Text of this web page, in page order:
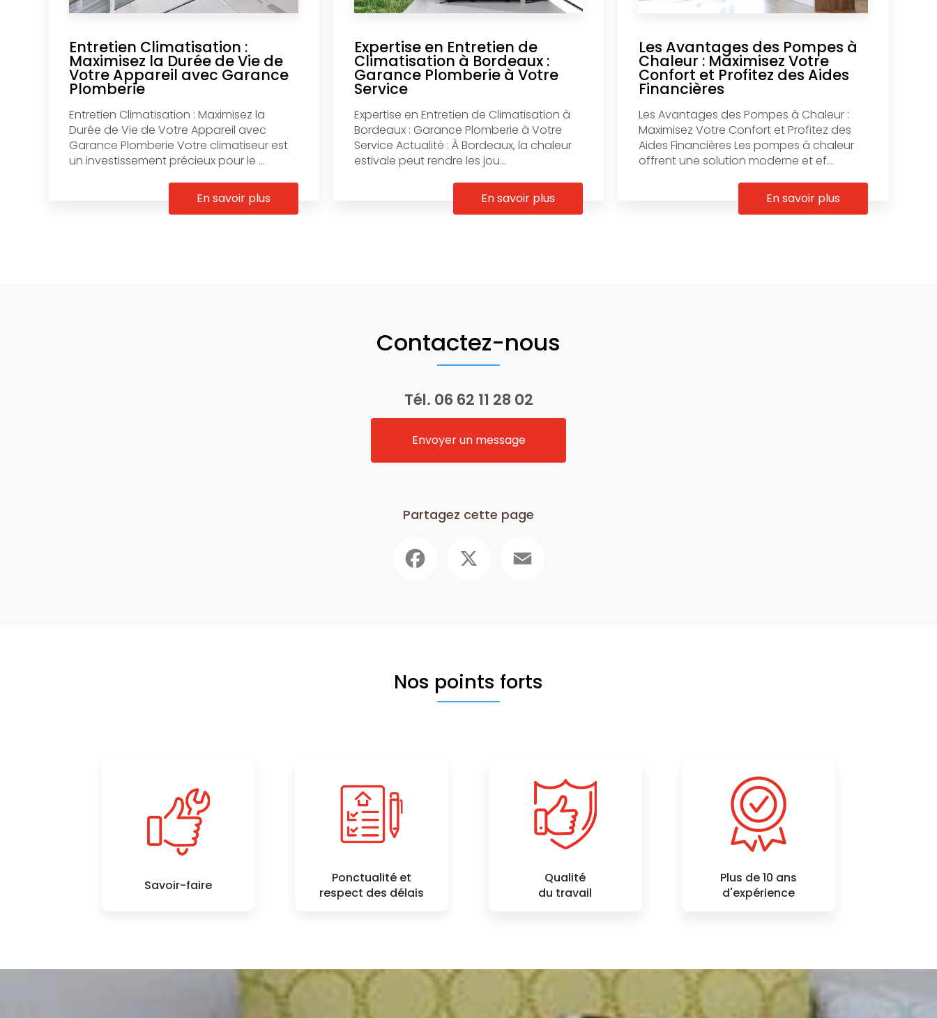
Entretien Climatisation :
Maximisez la Durée de Vie de
Votre Appareil avec Garance
Plomberie
Entretien Climatisation : Maximisez la
Durée de Vie de Votre Appareil avec
Garance Plomberie Votre climatiseur est
un investissement précieux pour le ...
En savoir plus
Expertise en Entretien de
Climatisation à Bordeaux :
Garance Plomberie à Votre
Service
Expertise en Entretien de Climatisation à
Bordeaux : Garance Plomberie à Votre
Service Actualité : À Bordeaux, la chaleur
estivale peut rendre les jou...
En savoir plus
Les Avantages des Pompes à
Chaleur : Maximisez Votre
Confort et Profitez des Aides
Financières
Les Avantages des Pompes à Chaleur :
Maximisez Votre Confort et Profitez des
Aides Financières Les pompes à chaleur
offrent une solution moderne et ef...
En savoir plus
Contactez-nous
Tél. 06 62 11 28 02
Envoyer un message
Partagez cette page
Nos points forts
Savoir-faire
Ponctualité et
respect des délais
Qualité
du travail
Plus de 10 ans
d'expérience